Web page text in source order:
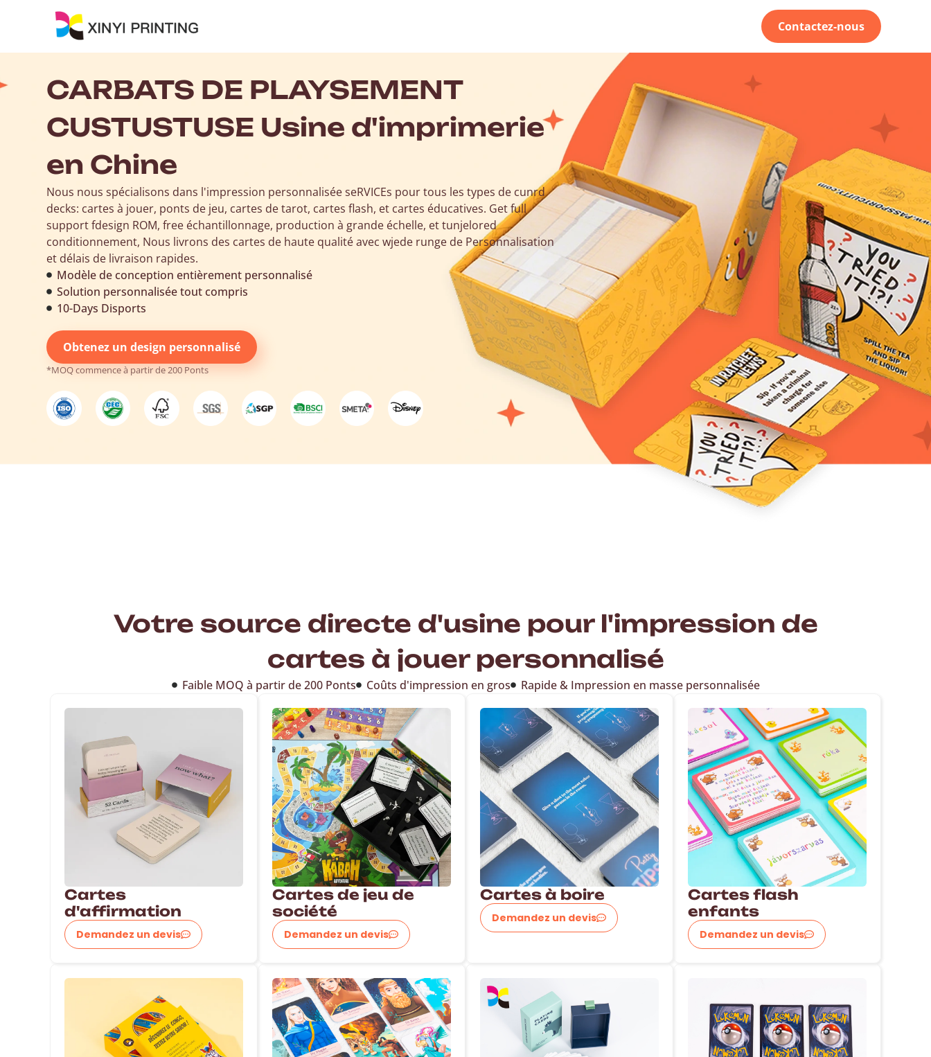
Contactez-nous
CARBATS DE PLAYSEMENT
CUSTUSTUSE Usine d'imprimerie
en Chine
Nous nous spécialisons dans l'impression personnaliséeseRVICEs pour tous les types de cunrd
decks: cartes à jouer, ponts de jeu, cartes de tarot, cartes flash, et cartes éducatives. Getfull
supportfdesign ROM, free échantillonnage, production à grande échelle, ettunjelored
conditionnement, Nous livrons des cartes de haute qualité avecwjede runge de Personnalisation
et délais de livraison rapides.
Modèle de conception entièrement personnalisé
Solution personnalisée tout compris
10-Days Disports
Obtenez un design personnalisé
*MOQ commence à partir de 200 Ponts
Votre source directe d'usine pour l'impression de
cartes à jouer personnalisé
Faible MOQ à partir de 200 Ponts Coûts d'impression en gros Rapide & Impression en masse personnalisée
Cartes
d'affirmation
Demandez un devis
Cartes de jeu de
société
Demandez un devis
Cartes à boire
Demandez un devis
Cartes flash
enfants
Demandez un devis